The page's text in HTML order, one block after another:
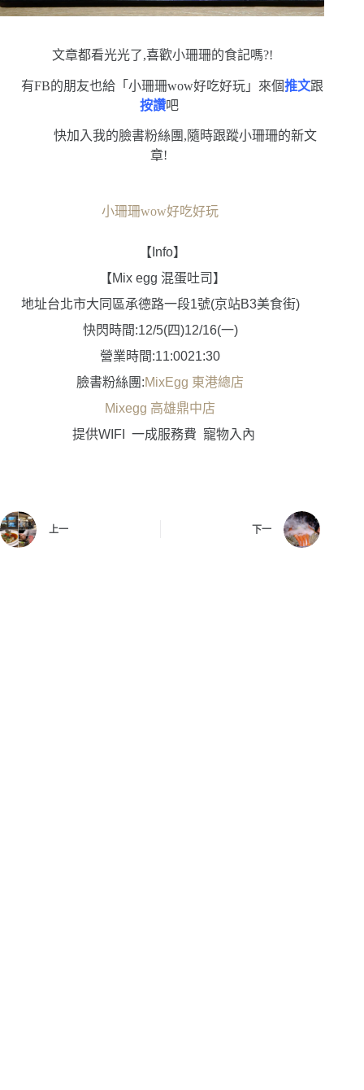
文章都看光光了,喜歡小珊珊的食記嗎?!
有FB的朋友也給「小珊珊wow好吃好玩」來個推文跟
按讚吧
快加入我的臉書粉絲團,隨時跟蹤小珊珊的新文
章!
小珊珊wow好吃好玩
【 Info】
【Mix egg 混蛋吐司】
地址台北市大同區承德路一段1號(京站B3美食街)
快閃時間:12/5(四)12/16(一)
營業時間:11:0021:30
臉書粉絲團 :MixEgg 東港總店
Mixegg 高雄鼎中店
提供WIFI 一成服務費 寵物入內
上一 下一